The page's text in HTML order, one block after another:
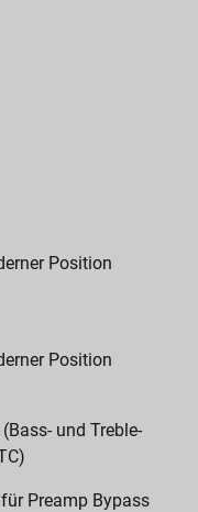
Position
Position
und Treble-
Preamp Bypass